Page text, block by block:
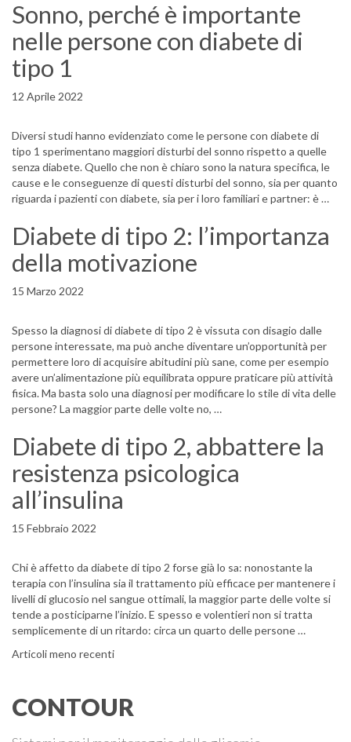
Sonno, perché è importante
nelle persone con diabete di
tipo 1
12 Aprile 2022
Diversi studi hanno evidenziato come le persone con diabete di
tipo 1 sperimentano maggiori disturbi del sonno rispetto a quelle
senza diabete. Quello che non è chiaro sono la natura specifica, le
cause e le conseguenze di questi disturbi del sonno, sia per quanto
riguarda i pazienti con diabete, sia per i loro familiari e partner: è …
Diabete di tipo 2: l’importanza
della motivazione
15 Marzo 2022
Spesso la diagnosi di diabete di tipo 2 è vissuta con disagio dalle
persone interessate, ma può anche diventare un’opportunità per
permettere loro di acquisire abitudini più sane, come per esempio
avere un’alimentazione più equilibrata oppure praticare più attività
fisica. Ma basta solo una diagnosi per modificare lo stile di vita delle
persone? La maggior parte delle volte no, …
Diabete di tipo 2, abbattere la
resistenza psicologica
all’insulina
15 Febbraio 2022
Chi è affetto da diabete di tipo 2 forse già lo sa: nonostante la
terapia con l’insulina sia il trattamento più efficace per mantenere i
livelli di glucosio nel sangue ottimali, la maggior parte delle volte si
tende a posticiparne l’inizio. E spesso e volentieri non si tratta
semplicemente di un ritardo: circa un quarto delle persone …
Navigazione articoli
Articoli meno recenti
CONTOUR